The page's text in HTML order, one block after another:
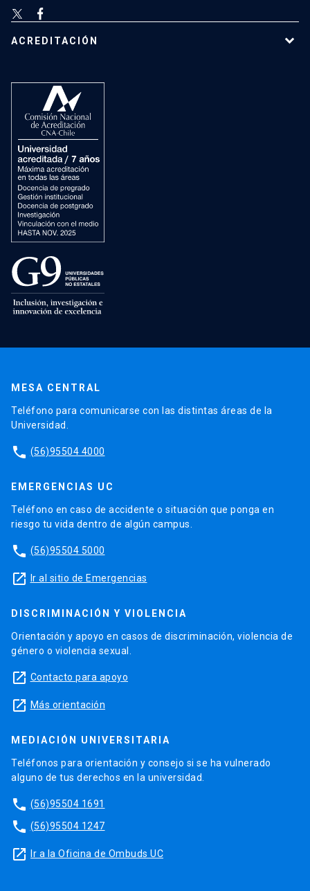
ACREDITACIÓN
MESA CENTRAL
Teléfono para comunicarse con las distintas áreas de la
Universidad.
phone (56)95504 4000
EMERGENCIAS UC
Teléfono en caso de accidente o situación que ponga en
riesgo tu vida dentro de algún campus.
phone (56)95504 5000
launch Ir al sitio de Emergencias
DISCRIMINACIÓN Y VIOLENCIA
Orientación y apoyo en casos de discriminación, violencia de
género o violencia sexual.
launch Contacto para apoyo
launch Más orientación
MEDIACIÓN UNIVERSITARIA
Teléfonos para orientación y consejo si se ha vulnerado
alguno de tus derechos en la universidad.
phone (56)95504 1691
phone (56)95504 1247
launch Ir a la Oficina de Ombuds UC